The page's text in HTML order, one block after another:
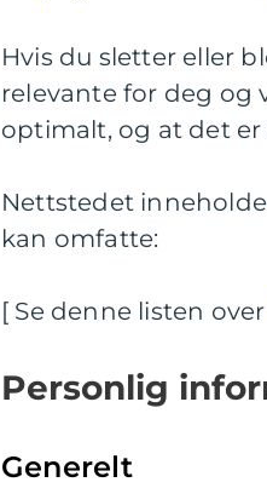
Hvis du sletter eller
relevante for deg og
optimalt, og at det
Nettstedet
kan omfatte:
[ Se denne listen over
Personlig
Generelt